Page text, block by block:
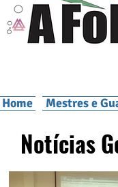
Home Mestres e
Notícias